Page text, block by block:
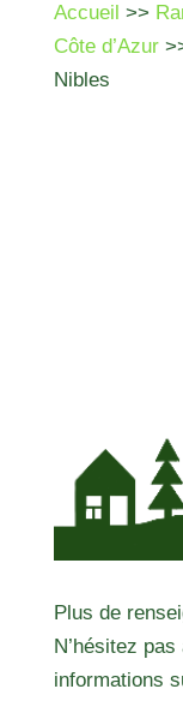
Accueil >>
Côte d’Azur
Nibles
Plus de
N’hésitez
informations